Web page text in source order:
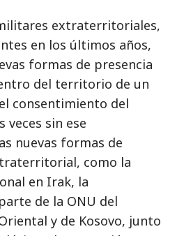
extraterritoriales,
en los últimos años,
formas de presencia
del territorio de un
consentimiento del
veces sin ese
nuevas formas de
como la
en Irak, la
de la ONU del
y de Kosovo, junto